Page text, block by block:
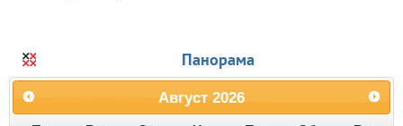
Панорама
Август 2026